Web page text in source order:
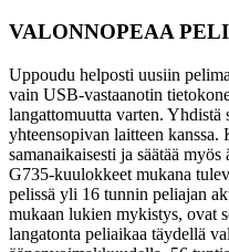
VALONNOPEAA
Uppoudu helposti uusiin
vain USB-vastaanotin
langattomuutta varten.
yhteensopivan laitteen
samanaikaisesti ja säätää
G735-kuulokkeet mukana
pelissä yli 16 tunnin peliajan
mukaan lukien mykistys, ovat
langatonta peliaikaa täydellä